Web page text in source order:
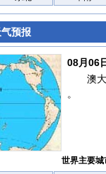
预报
08月06
澳
。
世界主要城